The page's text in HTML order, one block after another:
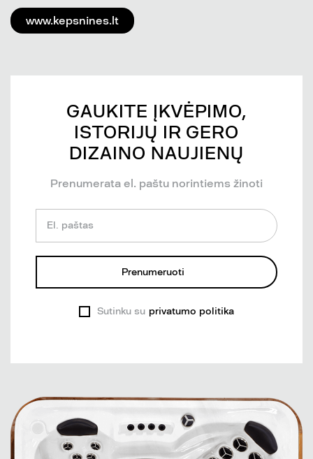
www.kepsnines.lt
GAUKITE ĮKVĖPIMO,
ISTORIJŲ IR GERO
DIZAINO NAUJIENŲ
Prenumerata el. paštu norintiems žinoti
El. paštas
Prenumeruoti
Sutinku su privatumo politika